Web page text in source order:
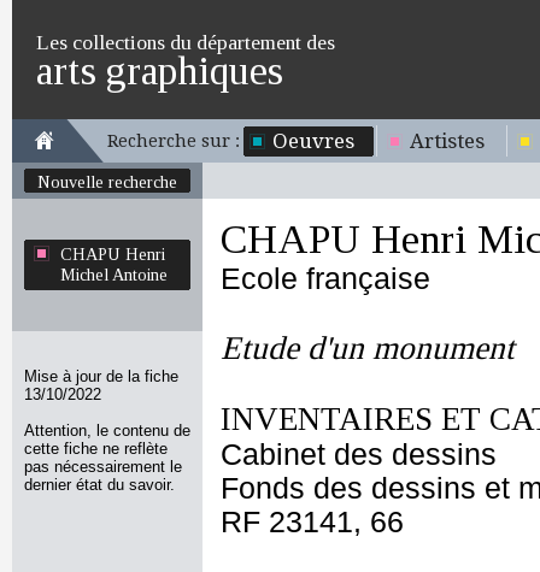
Les collections du département des
arts graphiques
Recherche sur : Oeuvres Artistes
Nouvelle recherche
CHAPU Henri
Michel Antoine
Mise à jour de la fiche
13/10/2022
Attention, le contenu de
cette fiche ne reflète
pas nécessairement le
dernier état du savoir.
CHAPU Henri
Ecole française
Etude d'un monument
INVENTAIRES ET
Cabinet des dessins
Fonds des dessins et
RF 23141, 66